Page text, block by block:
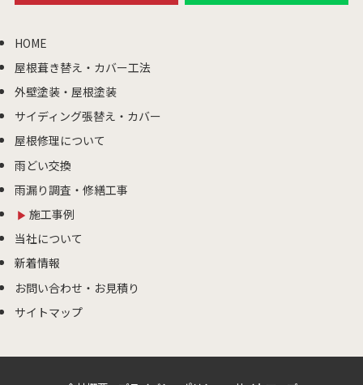
HOME
屋根葺き替え・カバー工法
外壁塗装・屋根塗装
サイディング張替え・カバー
屋根修理について
雨どい交換
雨漏り調査・修繕工事
施工事例
当社について
新着情報
お問い合わせ・お見積り
サイトマップ